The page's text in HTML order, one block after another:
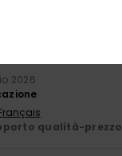
2026
qualità-prezzo